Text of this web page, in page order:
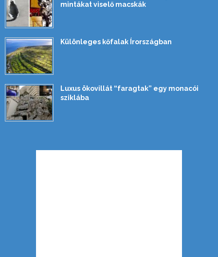
mintákat viselő macskák
Különleges kőfalak Írországban
Luxus ökovillát “faragtak” egy monacói
sziklába